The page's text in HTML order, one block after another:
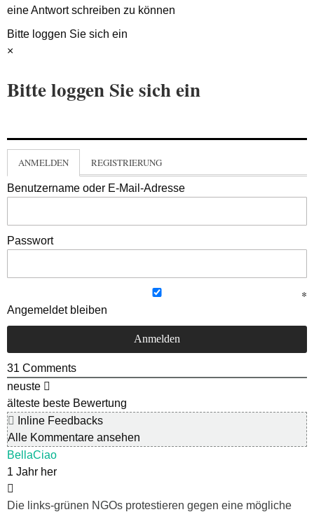
eine Antwort schreiben zu können
Bitte loggen Sie sich ein
×
Bitte loggen Sie sich ein
ANMELDEN REGISTRIERUNG
Benutzername oder E-Mail-Adresse
Passwort
Angemeldet bleiben
31 Comments
neuste
älteste beste Bewertung
Inline Feedbacks
Alle Kommentare ansehen
BellaCiao
1 Jahr her
Die links-grünen NGOs protestieren gegen eine mögliche